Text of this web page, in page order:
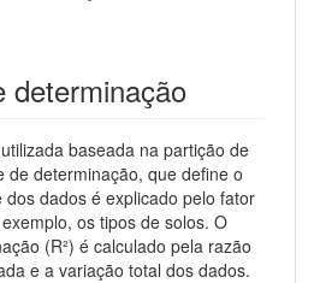
determinação
baseada na partição de
de determinação, que define o
dados é explicado pelo fator
os tipos de solos. O
(R²) é calculado pela razão
e a variação total dos dados.